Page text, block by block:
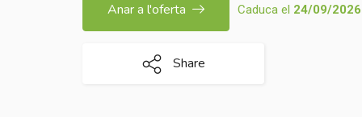
Caduca el 24/09/2026
Anar a l'oferta
Share